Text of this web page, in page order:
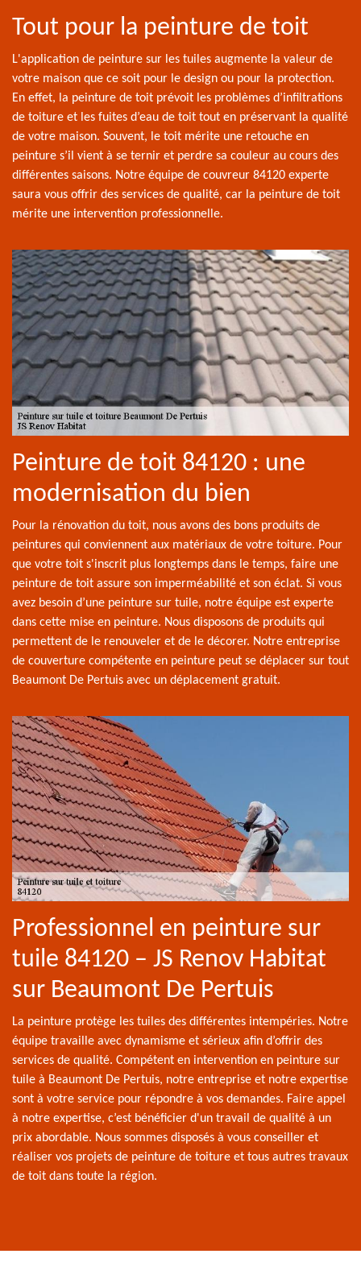
Tout pour la peinture de toit
L'application de peinture sur les tuiles augmente la valeur de
votre maison que ce soit pour le design ou pour la protection.
En effet, la peinture de toit prévoit les problèmes d’infiltrations
de toiture et les fuites d’eau de toit tout en préservant la qualité
de votre maison. Souvent, le toit mérite une retouche en
peinture s’il vient à se ternir et perdre sa couleur au cours des
différentes saisons. Notre équipe de couvreur 84120 experte
saura vous offrir des services de qualité, car la peinture de toit
mérite une intervention professionnelle.
Peinture de toit 84120 : une
modernisation du bien
Pour la rénovation du toit, nous avons des bons produits de
peintures qui conviennent aux matériaux de votre toiture. Pour
que votre toit s'inscrit plus longtemps dans le temps, faire une
peinture de toit assure son imperméabilité et son éclat. Si vous
avez besoin d’une peinture sur tuile, notre équipe est experte
dans cette mise en peinture. Nous disposons de produits qui
permettent de le renouveler et de le décorer. Notre entreprise
de couverture compétente en peinture peut se déplacer sur tout
Beaumont De Pertuis avec un déplacement gratuit.
Professionnel en peinture sur
tuile 84120 – JS Renov Habitat
sur Beaumont De Pertuis
La peinture protège les tuiles des différentes intempéries. Notre
équipe travaille avec dynamisme et sérieux afin d’offrir des
services de qualité. Compétent en intervention en peinture sur
tuile à Beaumont De Pertuis, notre entreprise et notre expertise
sont à votre service pour répondre à vos demandes. Faire appel
à notre expertise, c’est bénéficier d'un travail de qualité à un
prix abordable. Nous sommes disposés à vous conseiller et
réaliser vos projets de peinture de toiture et tous autres travaux
de toit dans toute la région.